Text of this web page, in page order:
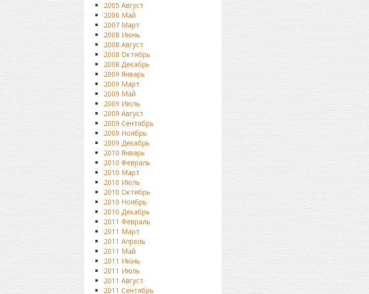
2005 Август
2006 Май
2007 Март
2008 Июнь
2008 Август
2008 Октябрь
2008 Декабрь
2009 Январь
2009 Март
2009 Май
2009 Июль
2009 Август
2009 Сентябрь
2009 Ноябрь
2009 Декабрь
2010 Январь
2010 Февраль
2010 Март
2010 Июль
2010 Октябрь
2010 Ноябрь
2010 Декабрь
2011 Февраль
2011 Март
2011 Апрель
2011 Май
2011 Июнь
2011 Июль
2011 Август
2011 Сентябрь